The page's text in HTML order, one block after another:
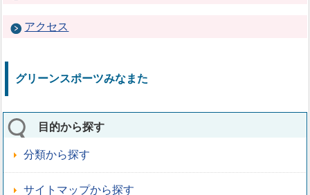
アクセス
グリーンスポーツみなまた
目的から探す
分類から探す
サイトマップから探す